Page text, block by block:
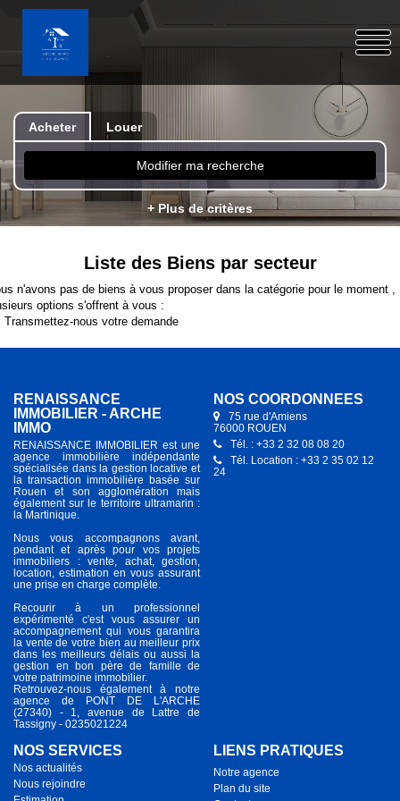
Acheter Louer
Modifier ma recherche
+ Plus de critères
Liste des Biens par secteur
n'avons pas de biens à vous proposer dans la catégorie pour le moment ,
options s'offrent à vous :
Transmettez-nous votre demande
RENAISSANCE
IMMOBILIER - ARCHE
IMMO
RENAISSANCE IMMOBILIER est une
agence immobilière indépendante
spécialisée dans la gestion locative et
la transaction immobilière basée sur
Rouen et son agglomération mais
également sur le territoire ultramarin :
la Martinique.
Nous vous accompagnons avant,
pendant et après pour vos projets
immobiliers : vente, achat, gestion,
location, estimation en vous assurant
une prise en charge complète.
Recourir à un professionnel
expérimenté c'est vous assurer un
accompagnement qui vous garantira
la vente de votre bien au meilleur prix
dans les meilleurs délais ou aussi la
gestion en bon père de famille de
votre patrimoine immobilier.
Retrouvez-nous également à notre
agence de PONT DE L'ARCHE
(27340) - 1, avenue de Lattre de
Tassigny - 0235021224
NOS COORDONNÉES
75 rue d'Amiens
76000 ROUEN
Tél. : +33 2 32 08 08 20
Tél. Location : +33 2 35 02 12
24
NOS SERVICES
Nos actualités
Nous rejoindre
LIENS PRATIQUES
Notre agence
Plan du site